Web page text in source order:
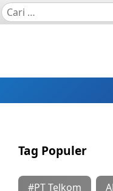
Tag Populer
#PT Telkom